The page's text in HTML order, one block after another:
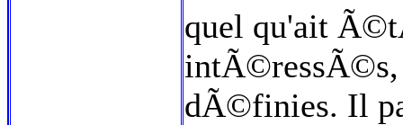
quel qu'ait
intÃ©ressÃ©s,
dÃ©finies. Il